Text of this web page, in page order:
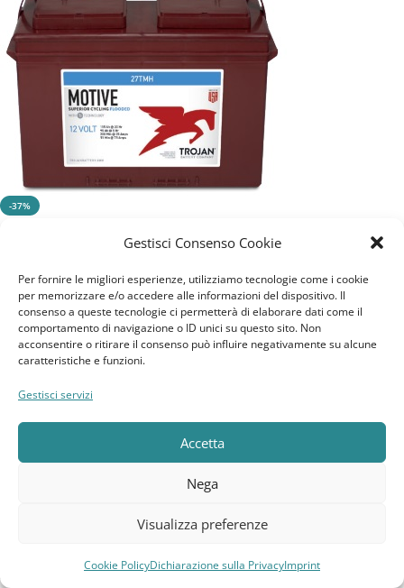
Gestisci Consenso Cookie
Per fornire le migliori esperienze, utilizziamo tecnologie come i cookie
per memorizzare e/o accedere alle informazioni del dispositivo. Il
consenso a queste tecnologie ci permetterà di elaborare dati come il
comportamento di navigazione o ID unici su questo sito. Non
acconsentire o ritirare il consenso può influire negativamente su alcune
caratteristiche e funzioni.
Gestisci servizi
Accetta
Nega
Visualizza preferenze
Cookie PolicyDichiarazione sulla PrivacyImprint
-37%
115AH
12V
Trojan 27TMH 12V 115Ah | Piattaforme Aeree
545,55 345,56
Siamo a Torino
Lista dei desideri
CarrelloMenu